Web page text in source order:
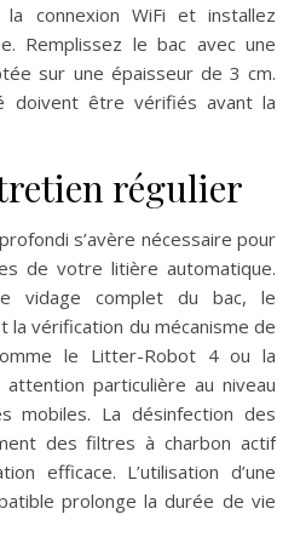
la connexion WiFi et installez
Remplissez le bac avec une
sur une épaisseur de 3 cm.
doivent être vérifiés avant la
régulier
s’avère nécessaire pour
de votre litière automatique.
vidage complet du bac, le
vérification du mécanisme de
le Litter-Robot 4 ou la
particulière au niveau
La désinfection des
des filtres à charbon actif
efficace. L’utilisation d’une
prolonge la durée de vie